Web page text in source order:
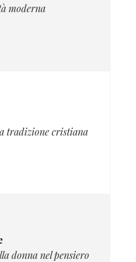
moderna
tradizione cristiana
donna nel pensiero